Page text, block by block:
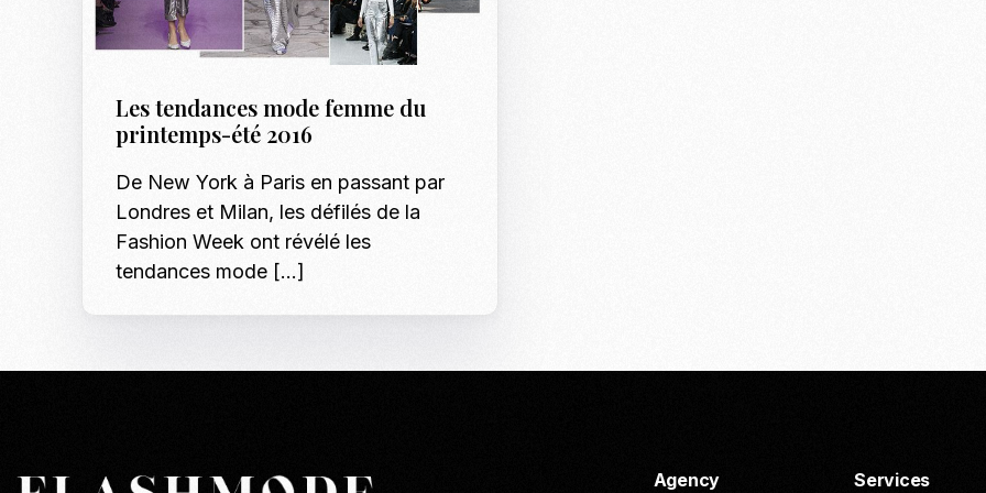
Les tendances mode femme du
printemps-été 2016
De New York à Paris en passant par
Londres et Milan, les défilés de la
Fashion Week ont révélé les
tendances mode […]
Agency Services